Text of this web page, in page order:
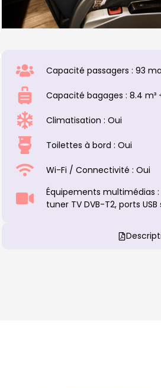
Capacité passagers : 93
Capacité bagages : 8.4 m³
Climatisation : Oui
Toilettes à bord : Oui
Wi-Fi / Connectivité : Oui
Équipements multimédias
tuner TV DVB-T2, ports